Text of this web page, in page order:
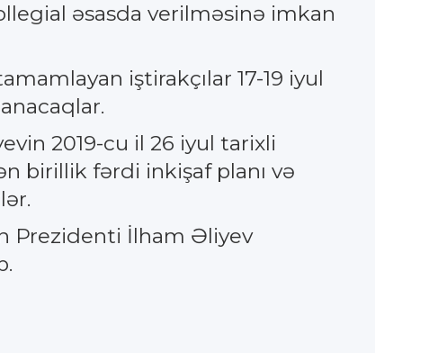
əsasda verilməsinə imkan
iştirakçılar 17-19 iyul
2019-cu il 26 iyul tarixli
birillik fərdi inkişaf planı və
Prezidenti İlham Əliyev